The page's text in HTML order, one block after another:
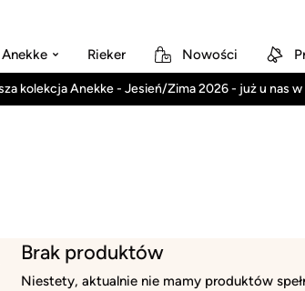
Anekke Rieker Nowości
kolekcja Anekke - Jesień/Zima 2026 - już u nas
Brak produktów
Niestety, aktualnie nie mamy produktów